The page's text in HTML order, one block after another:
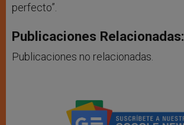
perfecto”.
Publicaciones Relacionadas:
Publicaciones no relacionadas.